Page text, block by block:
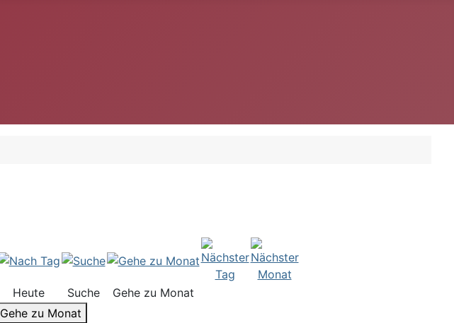
Heute Suche
Gehe zu Monat
Gehe zu Monat